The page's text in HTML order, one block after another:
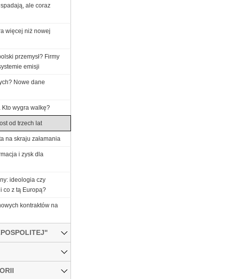
ale coraz
więcej niż nowej
przemysł? Firmy
emisji
Nowe dane
Kto wygra walkę?
od trzech lat
na skraju załamania
i zysk dla
ideologia czy
co z tą Europą?
kontraktów na